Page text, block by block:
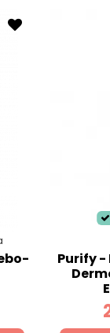
di
Purify -